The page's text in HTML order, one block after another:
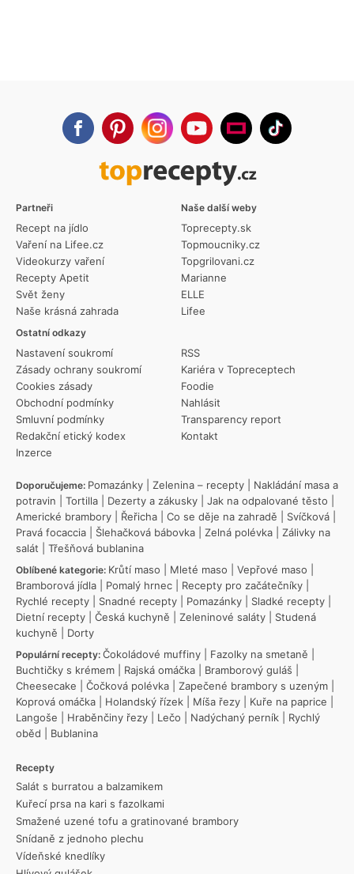
Partneři
Recept na jídlo
Vaření na Lifee.cz
Videokurzy vaření
Recepty Apetit
Svět ženy
Naše krásná zahrada
Ostatní odkazy
Nastavení soukromí
Zásady ochrany soukromí
Cookies zásady
Obchodní podmínky
Smluvní podmínky
Redakční etický kodex
Inzerce
RSS
Kariéra v Topreceptech
Foodie
Nahlásit
Transparency report
Kontakt
Naše další weby
Toprecepty.sk
Topmoucniky.cz
Topgrilovani.cz
Marianne
ELLE
Lifee
Doporučujeme: Pomazánky Zelenina – recepty
Nakládání masa a
potravin
Tortilla Dezerty a zákusky Jak na odpalované těsto
Americké brambory
Řeřicha Co se děje na zahradě Svíčková
Pravá focaccia
Šlehačková bábovka Zelná polévka
Zálivky na
salát
Třešňová bublanina
Oblíbené kategorie: Krůtí maso Mleté maso Vepřové maso
Bramborová jídla
Pomalý hrnec Recepty pro začátečníky
Rychlé recepty
Snadné recepty Pomazánky Sladké recepty
Dietní recepty
Česká kuchyně Zeleninové saláty
Studená
kuchyně
Dorty
Populární recepty: Čokoládové muffiny Fazolky na smetaně
Buchtičky s krémem
Rajská omáčka Bramborový guláš
Cheesecake
Čočková polévka Zapečené brambory s uzeným
Koprová omáčka
Holandský řízek Míša řezy Kuře na paprice
Langoše
Hraběnčiny řezy Lečo Nadýchaný perník
Rychlý
oběd
Bublanina
Recepty
Salát s burratou a balzamikem
Kuřecí prsa na kari s fazolkami
Smažené uzené tofu a gratinované brambory
Snídaně z jednoho plechu
Vídeňské knedlíky